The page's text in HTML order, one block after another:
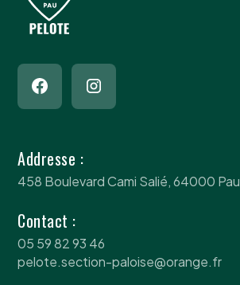
Addresse :
458 Boulevard Cami Salié, 64000 Pau
Contact :
05 59 82 93 46
pelote.section-paloise@orange.fr